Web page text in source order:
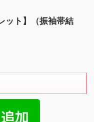
ット】（振袖帯結